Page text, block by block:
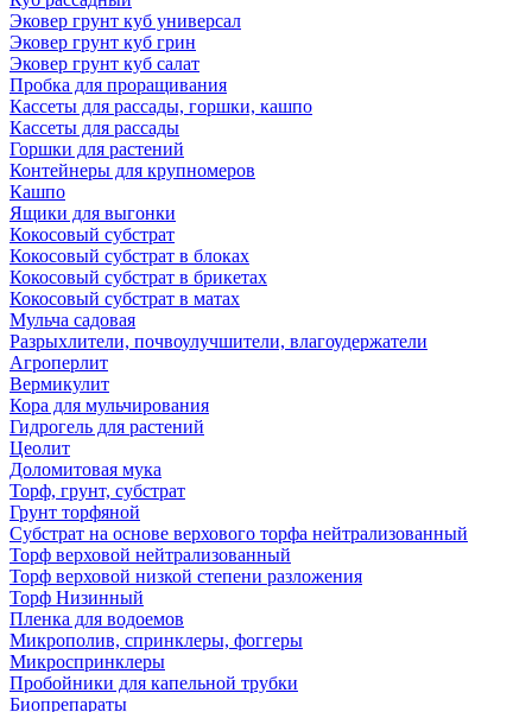
Эковер грунт куб универсал
Эковер грунт куб грин
Эковер грунт куб салат
Пробка для проращивания
Кассеты для рассады, горшки, кашпо
Кассеты для рассады
Горшки для растений
Контейнеры для крупномеров
Кашпо
Ящики для выгонки
Кокосовый субстрат
Кокосовый субстрат в блоках
Кокосовый субстрат в брикетах
Кокосовый субстрат в матах
Мульча садовая
Разрыхлители, почвоулучшители, влагоудержатели
Агроперлит
Вермикулит
Кора для мульчирования
Гидрогель для растений
Цеолит
Доломитовая мука
Торф, грунт, субстрат
Грунт торфяной
Субстрат на основе верхового торфа нейтрализованный
Торф верховой нейтрализованный
Торф верховой низкой степени разложения
Торф Низинный
Пленка для водоемов
Микрополив, спринклеры, фоггеры
Микроспринклеры
Пробойники для капельной трубки
Биопрепараты